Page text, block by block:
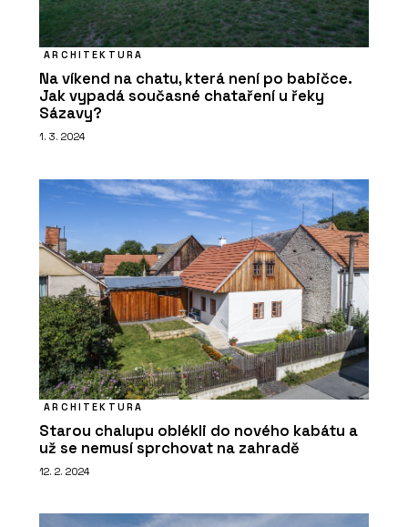
ARCHITEKTURA
Na víkend na chatu, která není po babičce.
Jak vypadá současné chataření u řeky
Sázavy?
1. 3. 2024
ARCHITEKTURA
Starou chalupu oblékli do nového kabátu a
už se nemusí sprchovat na zahradě
12. 2. 2024